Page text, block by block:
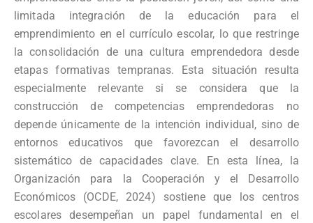
limitada integración de la educación para el
emprendimiento en el currículo escolar, lo que restringe
la consolidación de una cultura emprendedora desde
etapas formativas tempranas. Esta situación resulta
especialmente relevante si se considera que la
construcción de competencias emprendedoras no
depende únicamente de la intención individual, sino de
entornos educativos que favorezcan el desarrollo
sistemático de capacidades clave. En esta línea, la
Organización para la Cooperación y el Desarrollo
Económicos (OCDE, 2024) sostiene que los centros
escolares desempeñan un papel fundamental en el